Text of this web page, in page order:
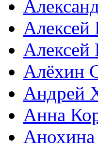
Алексей
Алексей
Алёхин
Андрей
Анна
Анохина